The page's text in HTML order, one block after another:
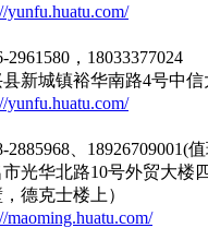
yunfu.huatu.com/
，18033377024
新城镇裕华南路4号中信
yunfu.huatu.com/
、18926709001(
光华北路10号外贸大楼
德克士楼上）
maoming.huatu.com/